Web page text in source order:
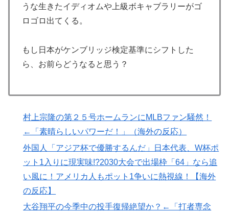
ぎに・・・2002年W杯4強の記録取り消しの声も」
→「マジで国の恥だ」「2002年まで疑う価値がある」
すね」
▶
英国人「安心感が違う」冨安健洋、パレス移籍当日にデ
量」店名は『心臓発作グリル』、そこで本当に心臓発作
が起きた日
▶ Google DeepMind再編 「Googleを作った男」ディー
ンが去り、本体は稼ぐAIへ舵を切る【海外の反応・解
説】
▶ 韓国人「日本メディアが大型台風13号が急カーブで韓国
方面に向かって来ると予報！」→「予想外の進路‥」
うな生きたイディオムや上級ボキャブラリーがゴ
ロゴロ出てくる。
もし日本がケンブリッジ検定基準にシフトした
ら、お前らどうなると思う？
村上宗隆の第２５号ホームランにMLBファン騒然！
←「素晴らしいパワーだ！」（海外の反応）
外国人「アジア杯で優勝するんだ」日本代表、W杯ポ
ット1入りに現実味!?2030大会で出場枠「64」なら追
い風に！アメリカ人もポット1争いに熱視線！【海外
の反応】
大谷翔平の今季中の投手復帰絶望か？←「打者専念